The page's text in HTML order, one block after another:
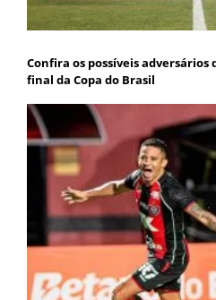
Confira os possíveis adversários
final da Copa do Brasil